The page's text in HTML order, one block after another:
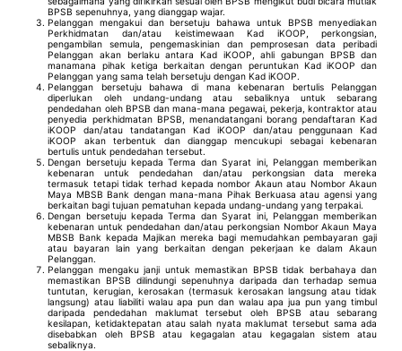
BPSB sepenuhnya, yang dianggap wajar.
Pelanggan mengakui dan bersetuju bahawa untuk BPSB menyediakan
Perkhidmatan dan/atau keistimewaan Kad iKOOP, perkongsian,
pengambilan semula, pengemaskinian dan pemprosesan data peribadi
Pelanggan akan berlaku antara Kad iKOOP, ahli gabungan BPSB dan
manamana pihak ketiga berkaitan dengan peruntukan Kad iKOOP dan
Pelanggan yang sama telah bersetuju dengan Kad iKOOP.
Pelanggan bersetuju bahawa di mana kebenaran bertulis Pelanggan
diperlukan oleh undang-undang atau sebaliknya untuk sebarang
pendedahan oleh BPSB dan mana-mana pegawai, pekerja, kontraktor atau
penyedia perkhidmatan BPSB, menandatangani borang pendaftaran Kad
iKOOP dan/atau tandatangan Kad iKOOP dan/atau penggunaan Kad
iKOOP akan terbentuk dan dianggap mencukupi sebagai kebenaran
bertulis untuk pendedahan tersebut.
Dengan bersetuju kepada Terma dan Syarat ini, Pelanggan memberikan
kebenaran untuk pendedahan dan/atau perkongsian data mereka
termasuk tetapi tidak terhad kepada nombor Akaun atau Nombor Akaun
Maya MBSB Bank dengan mana-mana Pihak Berkuasa atau agensi yang
berkaitan bagi tujuan pematuhan kepada undang-undang yang terpakai.
Dengan bersetuju kepada Terma dan Syarat ini, Pelanggan memberikan
kebenaran untuk pendedahan dan/atau perkongsian Nombor Akaun Maya
MBSB Bank kepada Majikan mereka bagi memudahkan pembayaran gaji
atau bayaran lain yang berkaitan dengan pekerjaan ke dalam Akaun
Pelanggan.
Pelanggan mengaku janji untuk memastikan BPSB tidak berbahaya dan
memastikan BPSB dilindungi sepenuhnya daripada dan terhadap semua
tuntutan, kerugian, kerosakan (termasuk kerosakan langsung atau tidak
langsung) atau liabiliti walau apa pun dan walau apa jua pun yang timbul
daripada pendedahan maklumat tersebut oleh BPSB atau sebarang
kesilapan, ketidaktepatan atau salah nyata maklumat tersebut sama ada
disebabkan oleh BPSB atau kegagalan atau kegagalan sistem atau
sebaliknya.